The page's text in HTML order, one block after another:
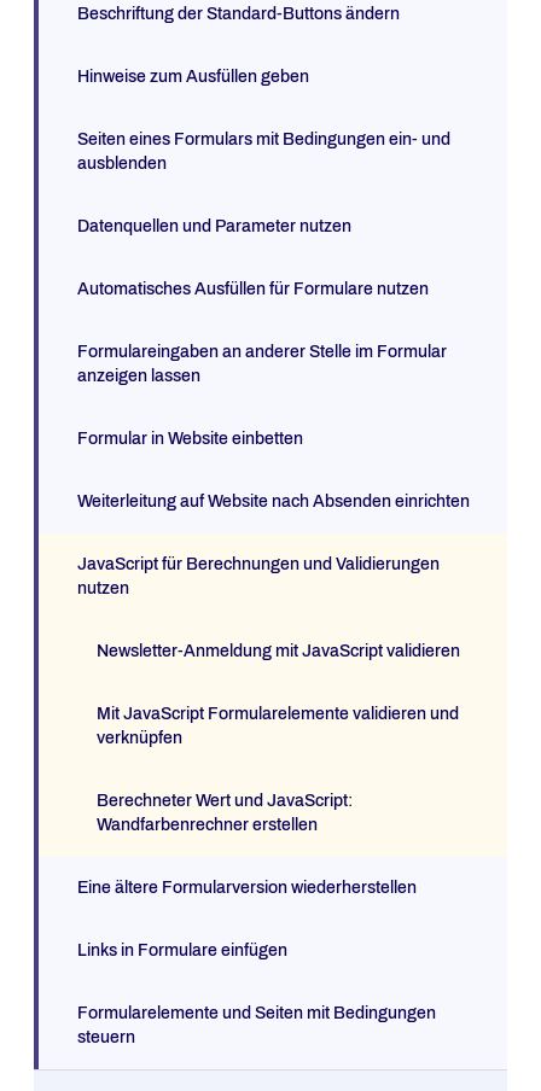
Beschriftung der Standard-Buttons ändern
Hinweise zum Ausfüllen geben
Seiten eines Formulars mit Bedingungen ein- und
ausblenden
Datenquellen und Parameter nutzen
Automatisches Ausfüllen für Formulare nutzen
Formulareingaben an anderer Stelle im Formular
anzeigen lassen
Formular in Website einbetten
Weiterleitung auf Website nach Absenden einrichten
JavaScript für Berechnungen und Validierungen
nutzen
Newsletter-Anmeldung mit JavaScript validieren
Mit JavaScript Formularelemente validieren und
verknüpfen
Berechneter Wert und JavaScript:
Wandfarbenrechner erstellen
Eine ältere Formularversion wiederherstellen
Links in Formulare einfügen
Formularelemente und Seiten mit Bedingungen
steuern